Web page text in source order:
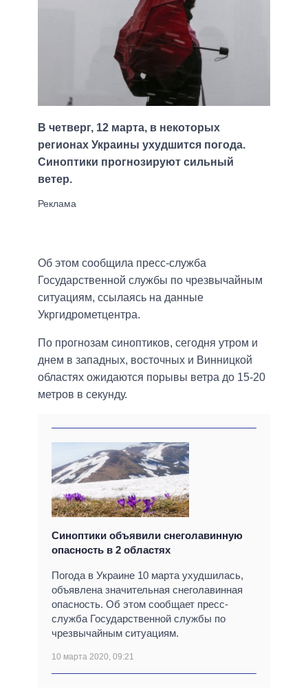
В четверг, 12 марта, в некоторых
регионах Украины ухудшится погода.
Синоптики прогнозируют сильный
ветер.
Об этом сообщила пресс-служба
Государственной службы по чрезвычайным
ситуациям, ссылаясь на данные
Укргидрометцентра.
По прогнозам синоптиков, сегодня утром и
днем в западных, восточных и Винницкой
областях ожидаются порывы ветра до 15-20
метров в секунду.
Синоптики объявили снеголавинную
опасность в 2 областях
Погода в Украине 10 марта ухудшилась,
объявлена значительная снеголавинная
опасность. Об этом сообщает пресс-
служба Государственной службы по
чрезвычайным ситуациям.
10 марта 2020, 09:21